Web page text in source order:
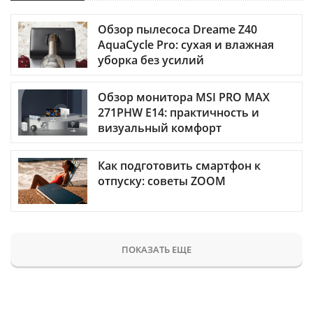
Обзор пылесоса Dreame Z40
AquaCycle Pro: сухая и влажная
уборка без усилий
Обзор монитора MSI PRO MAX
271PHW E14: практичность и
визуальный комфорт
Как подготовить смартфон к
отпуску: советы ZOOM
ПОКАЗАТЬ ЕЩЕ